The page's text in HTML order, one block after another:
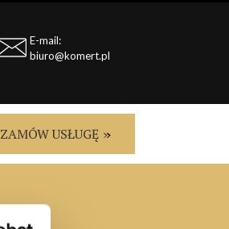
E-mail:
biuro@komert.pl
ZAMÓW USŁUGĘ